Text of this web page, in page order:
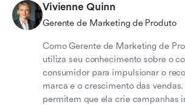
Vivienne Quinn
Gerente de Marketing de Produto
Como Gerente de Marketing de
utiliza seu conhecimento sobre o
consumidor para impulsionar o
marca e o crescimento das
permitem que ela crie campanhas